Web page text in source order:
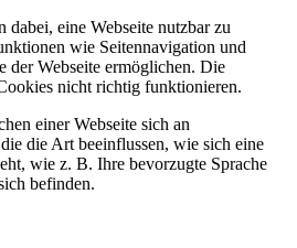
eine Webseite nutzbar zu
wie Seitennavigation und
der Webseite ermöglichen. Die
nicht richtig funktionieren.
einer Webseite sich an
die Art beeinflussen, wie sich eine
wie z. B. Ihre bevorzugte Sprache
befinden.